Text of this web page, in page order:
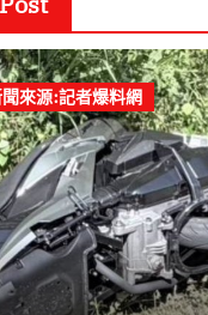
來源:記者爆料網